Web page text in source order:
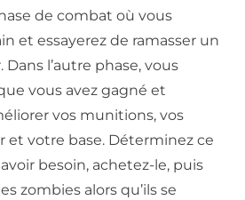
de combat où vous
et essayerez de ramasser un
Dans l’autre phase, vous
vous avez gagné et
vos munitions, vos
et votre base. Déterminez ce
besoin, achetez-le, puis
zombies alors qu’ils se